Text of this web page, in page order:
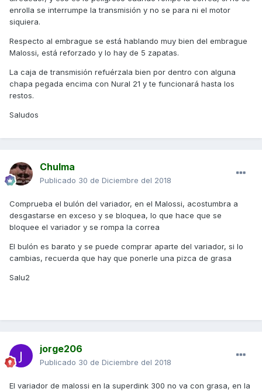
enrolla se interrumpe la transmisión y no se para ni el motor
siquiera.
Respecto al embrague se está hablando muy bien del embrague
Malossi, está reforzado y lo hay de 5 zapatas.
La caja de transmisión refuérzala bien por dentro con alguna
chapa pegada encima con Nural 21 y te funcionará hasta los
restos.
Saludos
Chulma
Publicado 30 de Diciembre del 2018
Comprueba el bulón del variador, en el Malossi, acostumbra a
desgastarse en exceso y se bloquea, lo que hace que se
bloquee el variador y se rompa la correa
El bulón es barato y se puede comprar aparte del variador, si lo
cambias, recuerda que hay que ponerle una pizca de grasa
Salu2
jorge206
Publicado 30 de Diciembre del 2018
El variador de malossi en la superdink 300 no va con grasa, en la